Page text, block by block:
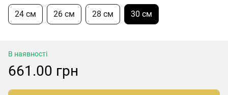
24 см 26 см 28 см 30 см
В наявності
661.00 грн